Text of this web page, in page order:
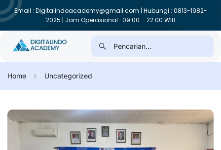
Email : Digitalindoacademy@gmail.com | Hubungi : 0813-1982-
2025 | Jam Operasional : 09:00 – 22:00 WIB
Home Uncategorized